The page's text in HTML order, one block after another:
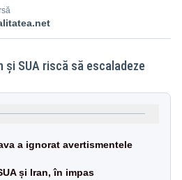
și SUA riscă să escaladeze
a ignorat avertismentele
și Iran, în impas